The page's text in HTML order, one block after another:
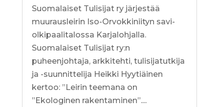
Suomalaiset Tulisijat ry järjestää
muurausleirin Iso-Orvokkiniityn savi-
olkipaalitalossa Karjalohjalla.
Suomalaiset Tulisijat ry:n
puheenjohtaja, arkkitehti, tulisijatutkija
ja -suunnittelija Heikki Hyytiäinen
kertoo: ”Leirin teemana on
”Ekologinen rakentaminen”....